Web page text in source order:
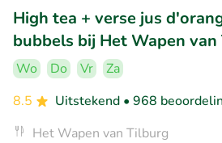
High tea + verse jus
bubbels bij Het Wapen
Wo Do Vr
Za
8.5
Uitstekend • 968
Het Wapen van Tilburg